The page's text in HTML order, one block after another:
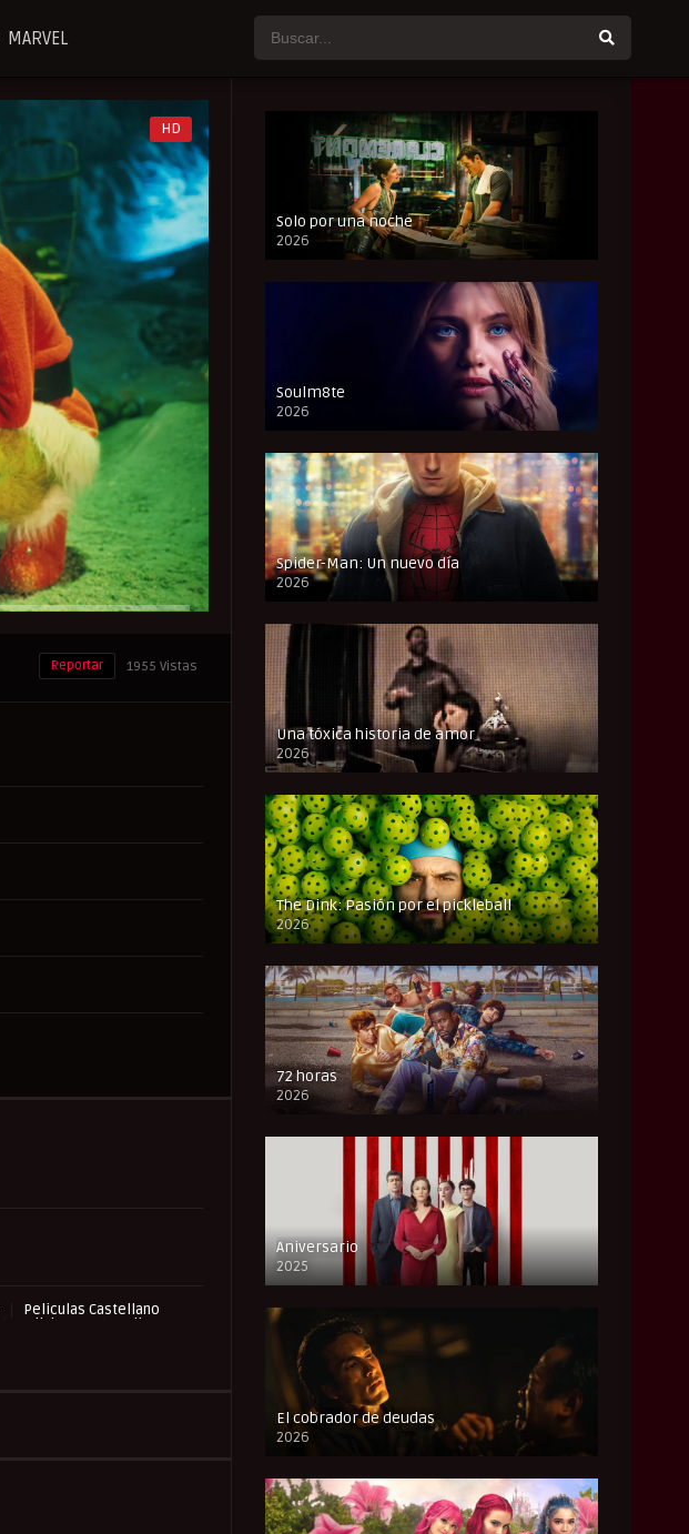
MARVEL
HD
1955 Vistas
Reportar
Peliculas Castellano
Pelishouse
Pelismart
Solo por una noche
2026
CAM
Soulm8te
2026
FULL HD
Spider-Man: Un nuevo día
2026
CAM
Una tóxica historia de amor
2026
FULL HD
The Dink: Pasión por el pickleball
2026
FULL HD
72 horas
2026
FULL HD
Aniversario
2025
FULL HD
El cobrador de deudas
2026
FULL HD